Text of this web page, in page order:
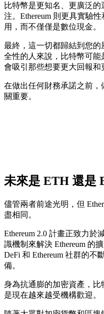
比特幣是更知名、更廣泛
注。Ethereum 則更具實驗
用，而不僅僅是數位現金。
最終，這一切都歸結到您
全性的人來說，比特幣可能
會吸引那些想要更大回報和
在做出任何財務承諾之前
關重要。
未來是 ETH 還是
儘管兩者前途光明，但
盡相同。
Ethereum 2.0 計畫正致力於
識機制來解決 Ethereum 的
DeFi 和 Ethereum 社群的不
備。
身為抗通膨的加密資產，
是現在越來越受機構歡迎。